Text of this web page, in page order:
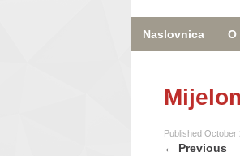
Naslovnica O
Published October
← Previous